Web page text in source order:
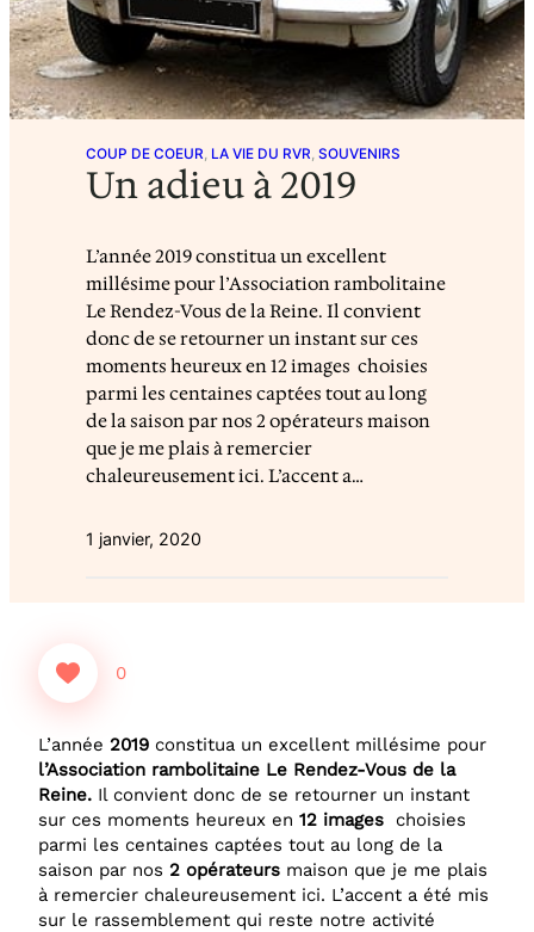
COUP DE COEUR, LA VIE DU RVR, SOUVENIRS
Un adieu à 2019
L’année 2019 constitua un excellent
millésime pour l’Association rambolitaine
Le Rendez-Vous de la Reine. Il convient
donc de se retourner un instant sur ces
moments heureux en 12 images choisies
parmi les centaines captées tout au long
de la saison par nos 2 opérateurs maison
que je me plais à remercier
chaleureusement ici. L’accent a…
1 janvier, 2020
0
L’année 2019 constitua un excellent millésime pour
l’Association rambolitaine Le Rendez-Vous de la
Reine. Il convient donc de se retourner un instant
sur ces moments heureux en 12 images choisies
parmi les centaines captées tout au long de la
saison par nos 2 opérateurs maison que je me plais
à remercier chaleureusement ici. L’accent a été mis
sur le rassemblement qui reste notre activité